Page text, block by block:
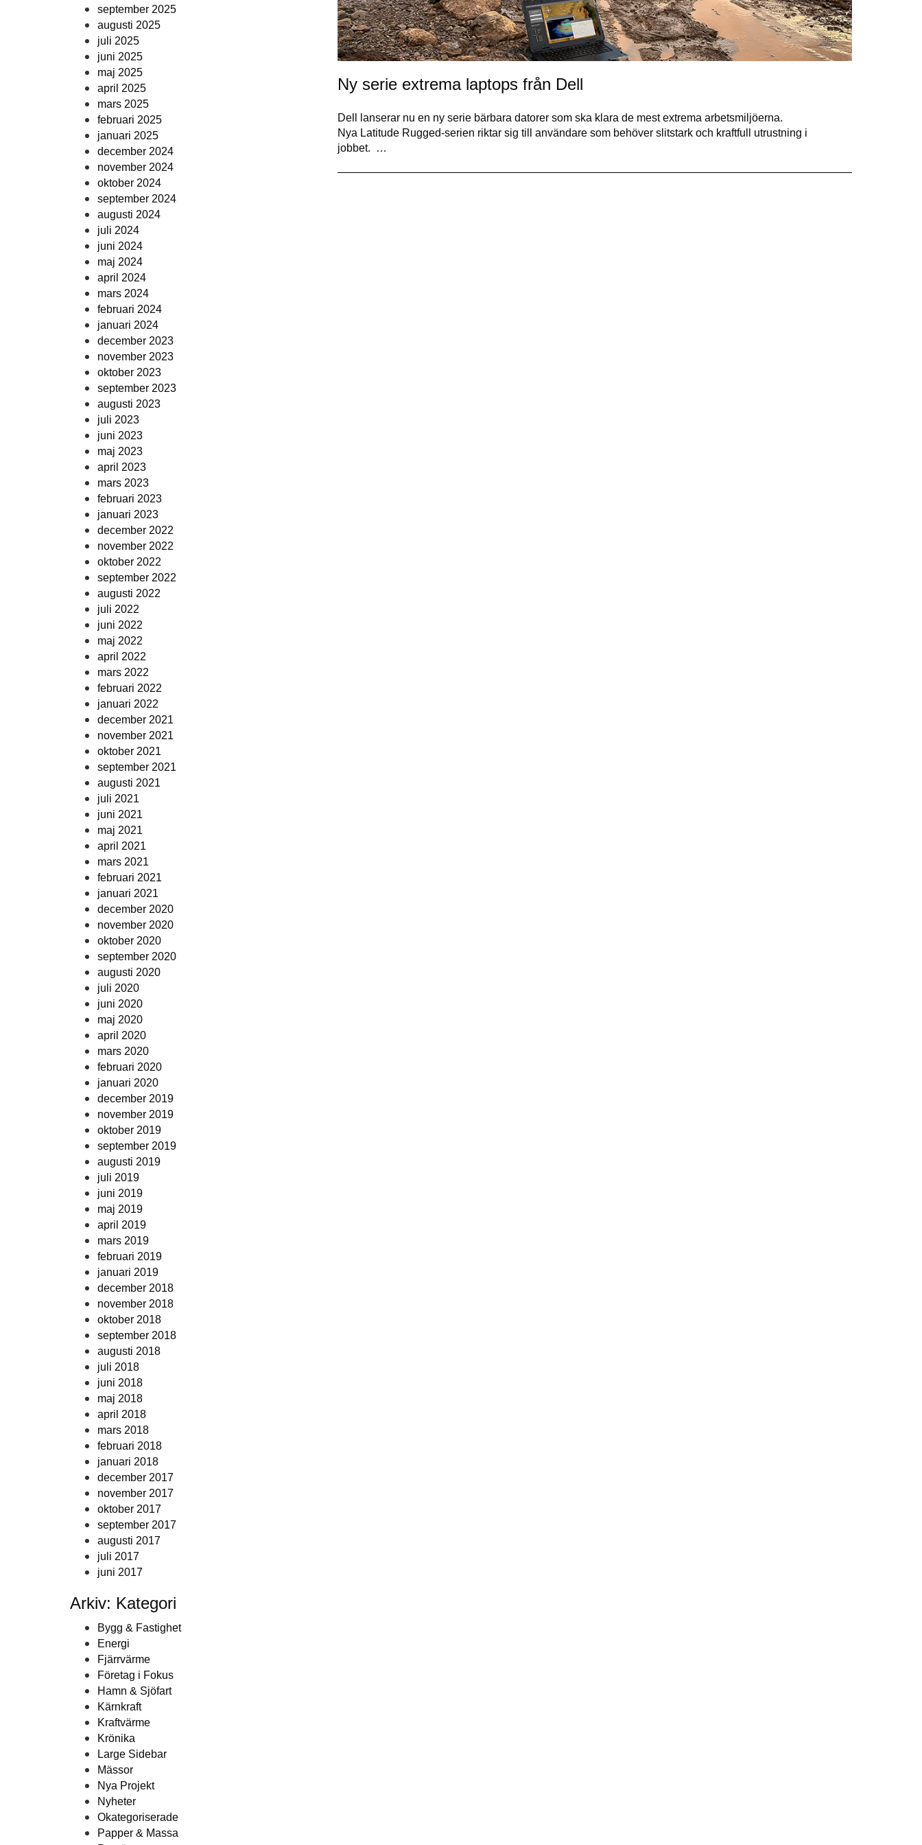
september 2025
augusti 2025
juli 2025
juni 2025
maj 2025
april 2025
mars 2025
februari 2025
januari 2025
december 2024
november 2024
oktober 2024
september 2024
augusti 2024
juli 2024
juni 2024
maj 2024
april 2024
mars 2024
februari 2024
januari 2024
december 2023
november 2023
oktober 2023
september 2023
augusti 2023
juli 2023
juni 2023
maj 2023
april 2023
mars 2023
februari 2023
januari 2023
december 2022
november 2022
oktober 2022
september 2022
augusti 2022
juli 2022
juni 2022
maj 2022
april 2022
mars 2022
februari 2022
januari 2022
december 2021
november 2021
oktober 2021
september 2021
augusti 2021
juli 2021
juni 2021
maj 2021
april 2021
mars 2021
februari 2021
januari 2021
december 2020
november 2020
oktober 2020
september 2020
augusti 2020
juli 2020
juni 2020
maj 2020
april 2020
mars 2020
februari 2020
januari 2020
december 2019
november 2019
oktober 2019
september 2019
augusti 2019
juli 2019
juni 2019
maj 2019
april 2019
mars 2019
februari 2019
januari 2019
december 2018
november 2018
oktober 2018
september 2018
augusti 2018
juli 2018
juni 2018
maj 2018
april 2018
mars 2018
februari 2018
januari 2018
december 2017
november 2017
oktober 2017
september 2017
augusti 2017
juli 2017
juni 2017
Arkiv: Kategori
Bygg & Fastighet
Energi
Fjärrvärme
Företag i Fokus
Hamn & Sjöfart
Kärnkraft
Kraftvärme
Krönika
Large Sidebar
Mässor
Nya Projekt
Nyheter
Okategoriserade
Papper & Massa
Ny serie extrema laptops från Dell
Dell lanserar nu en ny serie bärbara datorer som ska klara de mest extrema arbetsmiljöerna.
Nya Latitude Rugged-serien riktar sig till användare som behöver slitstark och kraftfull utrustning i
jobbet. …